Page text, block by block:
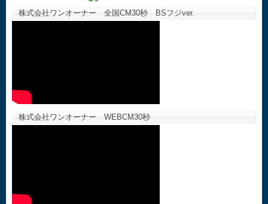
株式会社ワンオーナー 全国CM30秒 BSフジver.
株式会社ワンオーナー WEBCM30秒